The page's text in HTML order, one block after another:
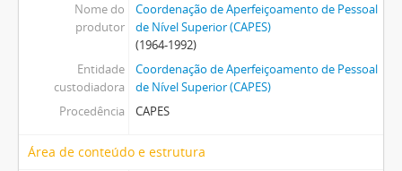
Nome do
produtor
Coordenação de Aperfeiçoamento de Pessoal
de Nível Superior (CAPES)
(1964-1992)
Entidade
custodiadora
Coordenação de Aperfeiçoamento de Pessoal
de Nível Superior (CAPES)
Procedência
CAPES
Área de conteúdo e estrutura